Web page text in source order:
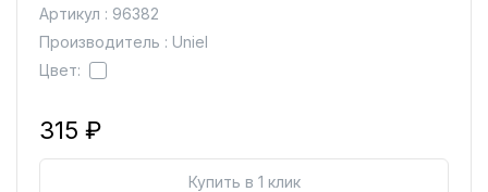
Артикул : 96382
Производитель : Uniel
Цвет:
315 ₽
Купить в 1 клик